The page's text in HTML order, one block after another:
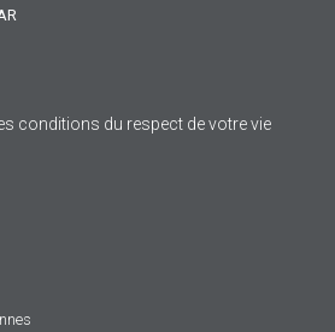
conditions du respect de votre vie